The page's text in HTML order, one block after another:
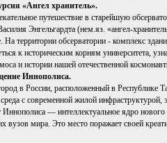
«Ангел хранитель».
путешествие в старейшую
Энгельгардта (нем.яз. «ангел-
На территории обсерватории - комплекс
к историческим корням университета,
и истории нашей отечественной
Иннополиса.
в России, расположенный в Республике
с современной жилой
Иннополиса — интеллектуальное ядро
вузов мира. Это место поражает своей